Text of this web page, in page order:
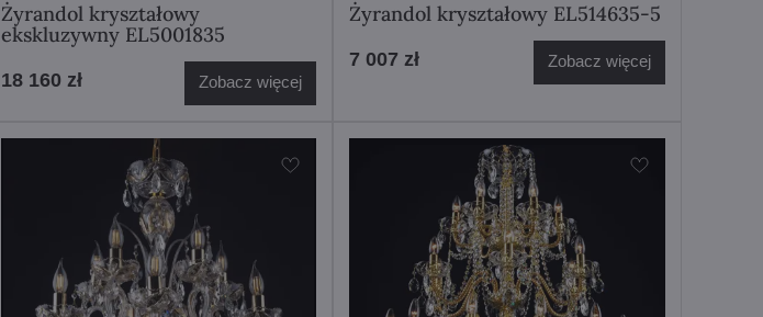
Żyrandol kryształowy
ekskluzywny EL5001835
18 160 zł Zobacz więcej
Żyrandol kryształowy EL514635-5
7 007 zł Zobacz więcej